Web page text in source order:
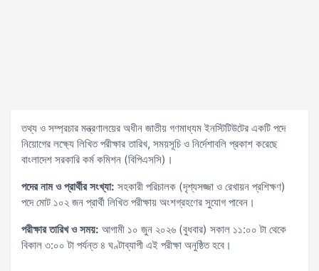
তথ্য ও সম্প্রচার মন্ত্রণালয়ের অধীন জাতীয় গণমাধ্যম ইনস্টিটিউটের একটি পদে
নিয়োগের লক্ষ্যে লিখিত পরীক্ষার তারিখ, সময়সূচি ও নির্দেশাবলি প্রকাশ করেছে
বাংলাদেশ সরকারি কর্ম কমিশন (বিপিএসসি)।
পদের নাম ও প্রার্থীর সংখ্যা: সহকারী পরিচালক (দৃশ্যসজ্জা ও রেখায়ন প্রশিক্ষণ)
পদে মোট ১০২ জন প্রার্থী লিখিত পরীক্ষায় অংশগ্রহণের সুযোগ পাবেন।
পরীক্ষার তারিখ ও সময়: আগামী ১০ জুন ২০২৬ (বুধবার) সকাল ১১:০০ টা থেকে
বিকাল ৩:০০ টা পর্যন্ত ৪ ঘণ্টাব্যাপী এই পরীক্ষা অনুষ্ঠিত হবে।